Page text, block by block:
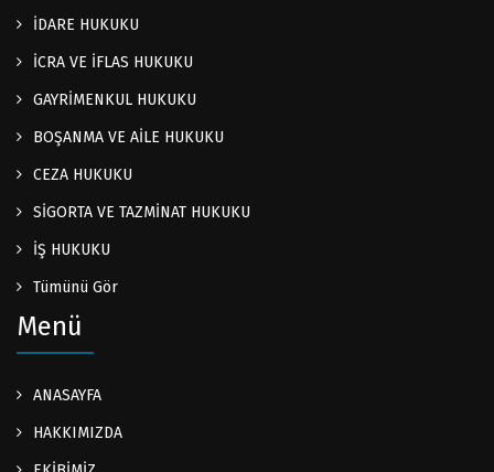
İDARE HUKUKU
İCRA VE İFLAS HUKUKU
GAYRİMENKUL HUKUKU
BOŞANMA VE AİLE HUKUKU
CEZA HUKUKU
SİGORTA VE TAZMİNAT HUKUKU
İŞ HUKUKU
Tümünü Gör
Menü
ANASAYFA
HAKKIMIZDA